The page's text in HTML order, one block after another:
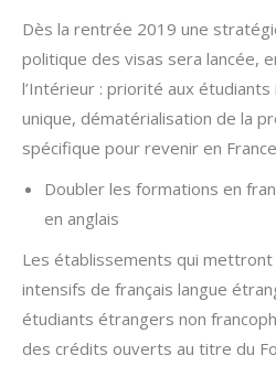
Dès la rentrée 2019 une
politique des visas sera lancée,
l’Intérieur : priorité aux
unique, dématérialisation de la
spécifique pour revenir en
Doubler les formations en
en anglais
Les établissements qui mettront
intensifs de français langue
étudiants étrangers non
des crédits ouverts au titre du